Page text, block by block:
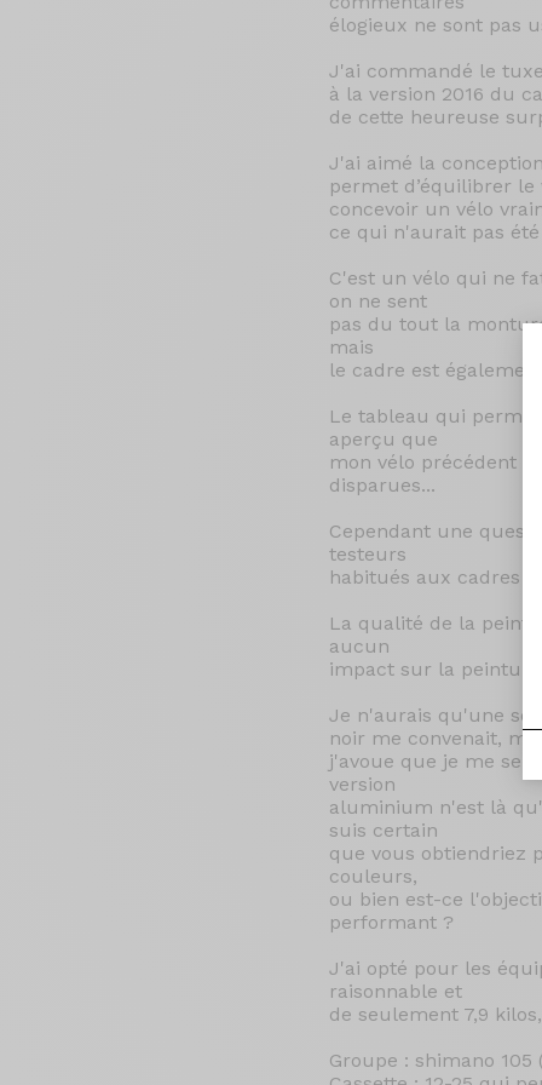
élogieux ne sont pas
J'ai commandé le
à la version 2016 du
de cette heureuse
J'ai aimé la
permet d’équilibrer
concevoir un vélo
ce qui n'aurait pas
C'est un vélo qui ne
on ne sent
pas du tout la
mais
le cadre est
Le tableau qui
aperçu que
mon vélo précédent
disparues...
Cependant une
testeurs
habitués aux cadres
La qualité de la
aucun
impact sur la peinture
Je n'aurais qu'une
noir me convenait,
j'avoue que je me
version
aluminium n'est là
suis certain
que vous obtiendriez
couleurs,
ou bien est-ce
performant ?
J'ai opté pour les
raisonnable et
de seulement 7,9
Groupe : shimano